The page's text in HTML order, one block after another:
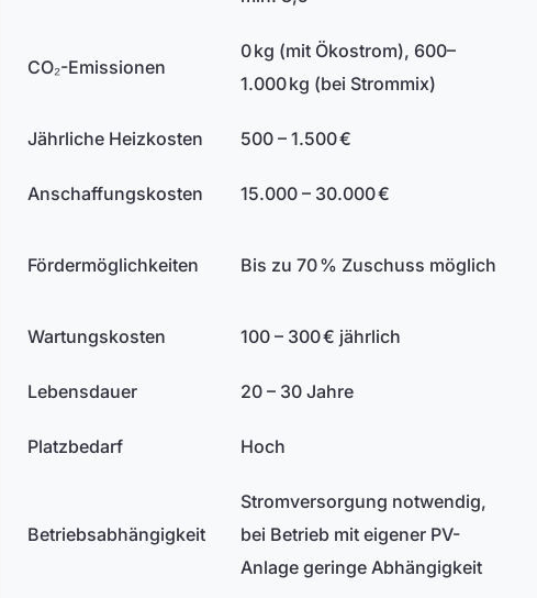
CO₂-Emissionen
0 kg (mit Ökostrom), 600–
1.000 kg (bei Strommix)
Jährliche Heizkosten 500 – 1.500 €
Anschaffungskosten 15.000 – 30.000 €
Fördermöglichkeiten Bis zu 70 % Zuschuss möglich
Wartungskosten 100 – 300 € jährlich
Lebensdauer 20 – 30 Jahre
Platzbedarf Hoch
Betriebsabhängigkeit
Stromversorgung notwendig,
bei Betrieb mit eigener PV-
Anlage geringe Abhängigkeit